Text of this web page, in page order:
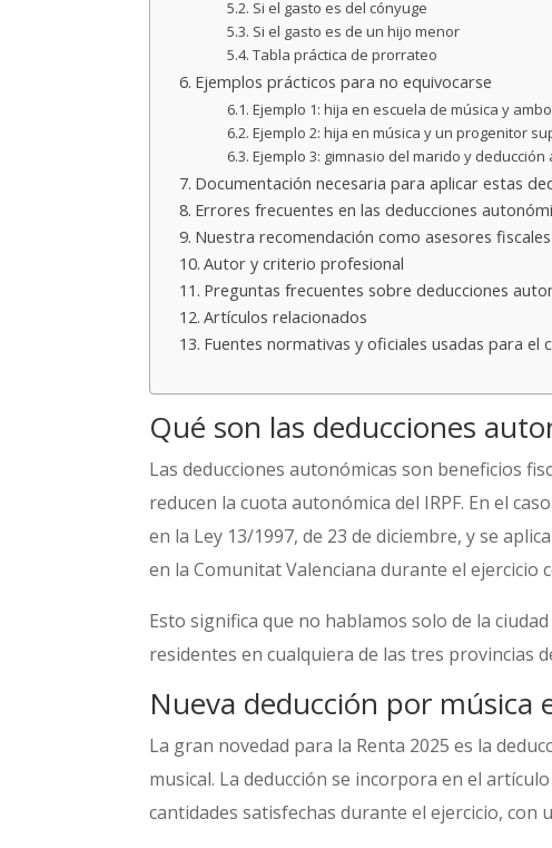
Si el gasto es del cónyuge
Si el gasto es de un hijo menor
Tabla práctica de prorrateo
Ejemplos prácticos para no equivocarse
Ejemplo 1: hija en escuela de música y
Ejemplo 2: hija en música y un progenitor
Ejemplo 3: gimnasio del marido y
Documentación necesaria para aplicar estas
Errores frecuentes en las deducciones
Nuestra recomendación como asesores fiscales
Autor y criterio profesional
Preguntas frecuentes sobre deducciones
Artículos relacionados
Fuentes normativas y oficiales usadas para el
Qué son las deducciones
Las deducciones autonómicas son beneficios
reducen la cuota autonómica del IRPF. En el
en la Ley 13/1997, de 23 de diciembre, y se
en la Comunitat Valenciana durante el ejercicio
Esto significa que no hablamos solo de la
residentes en cualquiera de las tres provincias
Nueva deducción por música
La gran novedad para la Renta 2025 es la
musical. La deducción se incorpora en el
cantidades satisfechas durante el ejercicio,